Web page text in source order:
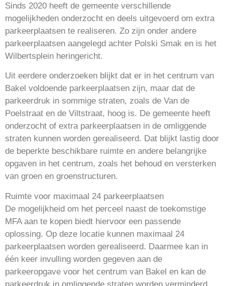
Sinds 2020 heeft de gemeente verschillende
mogelijkheden onderzocht en deels uitgevoerd om extra
parkeerplaatsen te realiseren. Zo zijn onder andere
parkeerplaatsen aangelegd achter Polski Smak en is het
Wilbertsplein heringericht.
Uit eerdere onderzoeken blijkt dat er in het centrum van
Bakel voldoende parkeerplaatsen zijn, maar dat de
parkeerdruk in sommige straten, zoals de Van de
Poelstraat en de Viltstraat, hoog is. De gemeente heeft
onderzocht of extra parkeerplaatsen in de omliggende
straten kunnen worden gerealiseerd. Dat blijkt lastig door
de beperkte beschikbare ruimte en andere belangrijke
opgaven in het centrum, zoals het behoud en versterken
van groen en groenstructuren.
Ruimte voor maximaal 24 parkeerplaatsen
De mogelijkheid om het perceel naast de toekomstige
MFA aan te kopen biedt hiervoor een passende
oplossing. Op deze locatie kunnen maximaal 24
parkeerplaatsen worden gerealiseerd. Daarmee kan in
één keer invulling worden gegeven aan de
parkeeropgave voor het centrum van Bakel en kan de
parkeerdruk in omliggende straten worden verminderd.